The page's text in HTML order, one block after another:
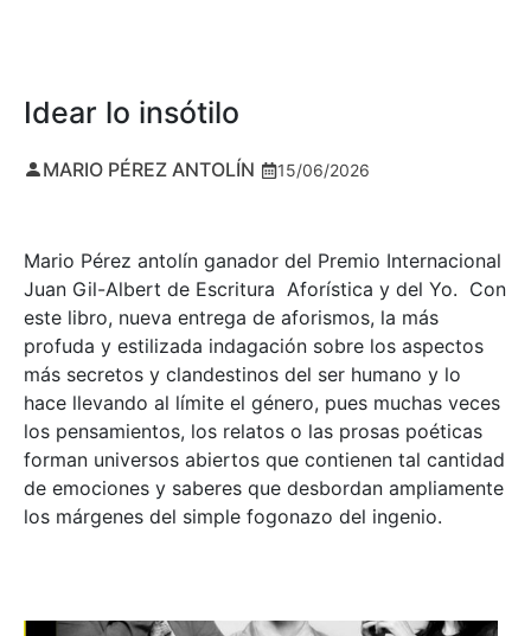
Idear lo insótilo
MARIO PÉREZ ANTOLÍN 15/06/2026
Mario Pérez antolín ganador del Premio Internacional
Juan Gil-Albert de Escritura Aforística y del Yo. Con
este libro, nueva entrega de aforismos, la más
profuda y estilizada indagación sobre los aspectos
más secretos y clandestinos del ser humano y lo
hace llevando al límite el género, pues muchas veces
los pensamientos, los relatos o las prosas poéticas
forman universos abiertos que contienen tal cantidad
de emociones y saberes que desbordan ampliamente
los márgenes del simple fogonazo del ingenio.